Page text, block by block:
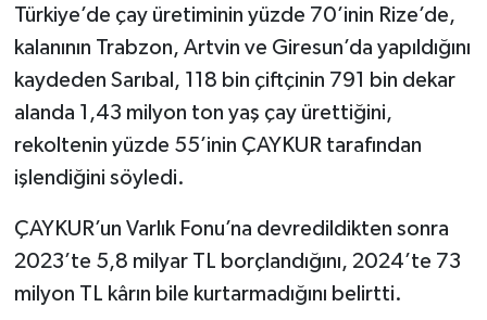
Türkiye’de çay üretiminin yüzde 70’inin Rize’de,
kalanının Trabzon, Artvin ve Giresun’da yapıldığını
kaydeden Sarıbal, 118 bin çiftçinin 791 bin dekar
alanda 1,43 milyon ton yaş çay ürettiğini,
rekoltenin yüzde 55’inin ÇAYKUR tarafından
işlendiğini söyledi.
ÇAYKUR’un Varlık Fonu’na devredildikten sonra
2023’te 5,8 milyar TL borçlandığını, 2024’te 73
milyon TL kârın bile kurtarmadığını belirtti.